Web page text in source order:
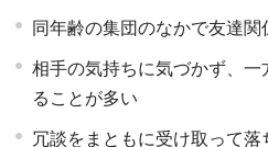
同年齢の集団のなかで友達
相手の気持ちに気づかず、
ることが多い
冗談をまともに受け取って